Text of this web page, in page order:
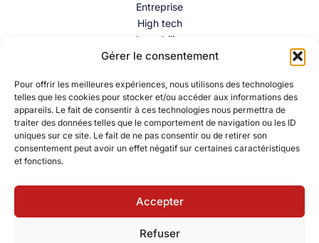
Gérer le consentement
Pour offrir les meilleures expériences, nous utilisons des technologies
telles que les cookies pour stocker et/ou accéder aux informations des
appareils. Le fait de consentir à ces technologies nous permettra de
traiter des données telles que le comportement de navigation ou les ID
uniques sur ce site. Le fait de ne pas consentir ou de retirer son
consentement peut avoir un effet négatif sur certaines caractéristiques
et fonctions.
Accepter
Refuser
Entreprise
High tech
Immobilier
Mentions légales–Politique de confidentialité–Contact
© 2026 Collectif Citoyen – Ressources éducatives pour